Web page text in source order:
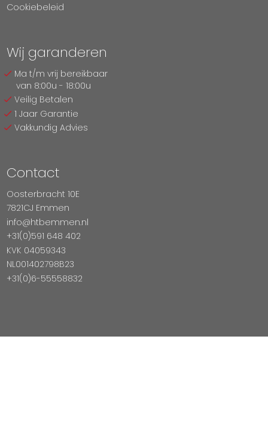
Cookiebeleid
Wij garanderen
Ma t/m vrij bereikbaar
van 8:00u - 18:00u
Veilig Betalen
1 Jaar Garantie
Vakkundig Advies
Contact
Oosterbracht 10E
7821CJ Emmen
info@htbemmen.nl
+31(0)591 648 402
KVK 04059343
NL001402798B23
+31(0)6-55558832